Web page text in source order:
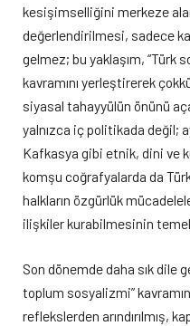
kesişimselliğini merkeze
değerlendirilmesi, sadece
gelmez; bu yaklaşım, “Türk
kavramını yerleştirerek
siyasal tahayyülün önünü
yalnızca iç politikada değil;
Kafkasya gibi etnik, dini ve
komşu coğrafyalarda da
halkların özgürlük
ilişkiler kurabilmesinin
Son dönemde daha sık dile
toplum sosyalizmi”
reflekslerden arındırılmış,